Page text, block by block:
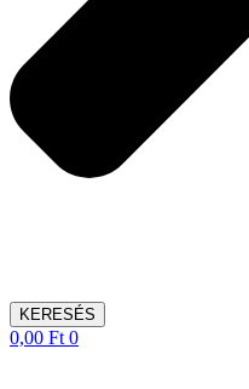
KERESÉS
0,00 Ft 0